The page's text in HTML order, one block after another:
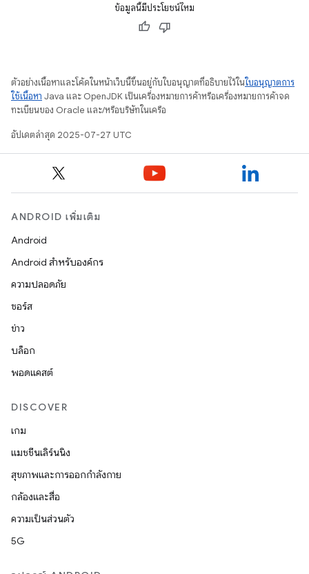
ข้อมูลนี้มีประโยชน์ไหม
ตัวอย่างเนื้อหาและโค้ดในหน้าเว็บนี้ขึ้นอยู่กับใบอนุญาตที่อธิบายไว้ในใบอนุญาตการ
ใช้เนื้อหา Java และ OpenJDK เป็นเครื่องหมายการค้าหรือเครื่องหมายการค้าจด
ทะเบียนของ Oracle และ/หรือบริษัทในเครือ
อัปเดตล่าสุด 2025-07-27 UTC
ANDROID เพิ่มเติม
Android
Android สำหรับองค์กร
ความปลอดภัย
ซอร์ส
ข่าว
บล็อก
พอดแคสต์
DISCOVER
เกม
แมชชีนเลิร์นนิง
สุขภาพและการออกกำลังกาย
กล้องและสื่อ
ความเป็นส่วนตัว
5G